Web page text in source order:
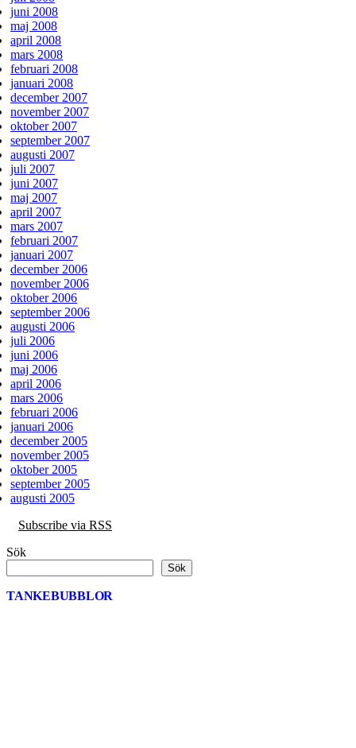
juni 2008
maj 2008
april 2008
mars 2008
februari 2008
januari 2008
december 2007
november 2007
oktober 2007
september 2007
augusti 2007
juli 2007
juni 2007
maj 2007
april 2007
mars 2007
februari 2007
januari 2007
december 2006
november 2006
oktober 2006
september 2006
augusti 2006
juli 2006
juni 2006
maj 2006
april 2006
mars 2006
februari 2006
januari 2006
december 2005
november 2005
oktober 2005
september 2005
augusti 2005
Subscribe via RSS
Sök
Sök
TANKEBUBBLOR